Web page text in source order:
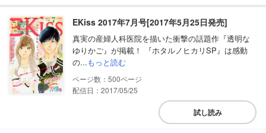
EKiss 2017年7月号[2017年5月25日発売]
真実の産婦人科医院を描いた衝撃の話題作『透明な
ゆりかご』が掲載！ 『ホタルノヒカリSP』は感動
の...もっと読む
500
配信日：2017/05/25
試し読み